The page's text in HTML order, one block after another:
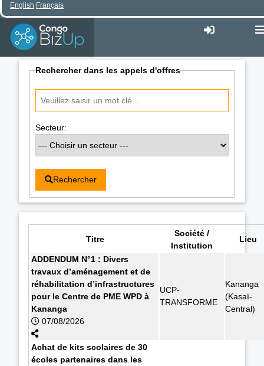
English Français
Rechercher dans les appels d'offres
Secteur:
Rechercher
Titre
Société /
Institution
Lieu
ADDENDUM N°1 : Divers
travaux d’aménagement et de
réhabilitation d’infrastructures
pour le Centre de PME WPD à
Kananga
07/08/2026
UCP-
TRANSFORME
Kananga
(Kasaï-
Central)
Achat de kits scolaires de 30
écoles partenaires dans les